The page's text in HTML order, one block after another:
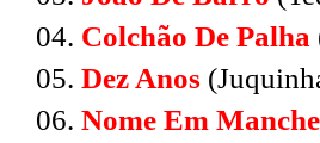
04. Colchão De Palha
05. Dez Anos
06. Nome Em